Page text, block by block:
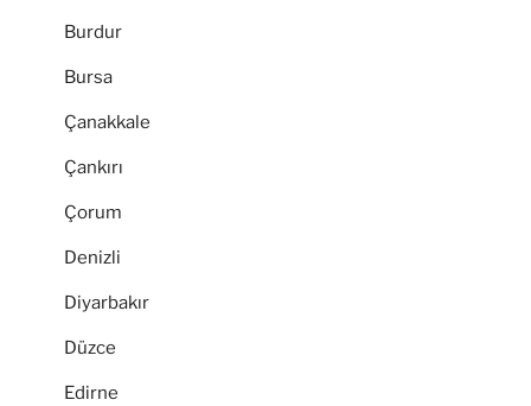
Burdur
Bursa
Çanakkale
Çankırı
Çorum
Denizli
Diyarbakır
Düzce
Edirne